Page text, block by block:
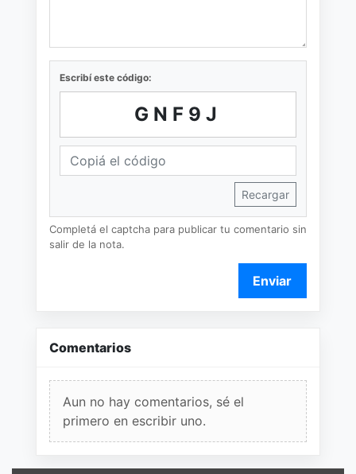
Escribí este código:
GNF9J
Recargar
Completá el captcha para publicar tu comentario sin
salir de la nota.
Enviar
Comentarios
Aun no hay comentarios, sé el
primero en escribir uno.